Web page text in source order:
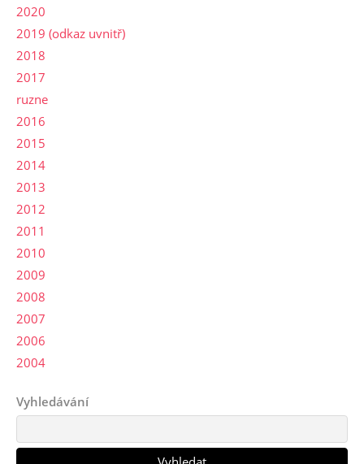
2020
2019 (odkaz uvnitř)
2018
2017
ruzne
2016
2015
2014
2013
2012
2011
2010
2009
2008
2007
2006
2004
Vyhledávání